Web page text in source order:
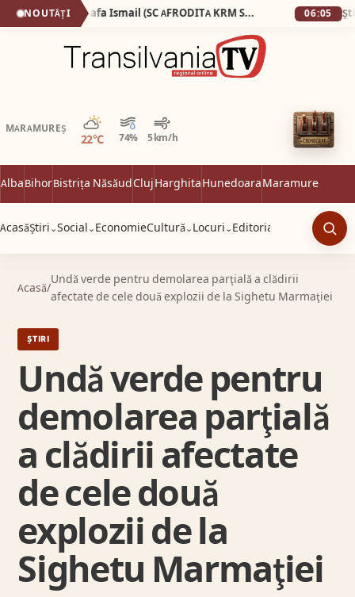
NOUTĂȚI Ginecologul Mostafa Ismail (SC AFRODITA KRM SRL), pe care fosta soție l-a surprins dezbrăcat de la brâu în jos în timp ce consulta o pacientă complet dezbrăcată, a pierdut procesul cu presa! 06:05
MARAMUREȘ
22°C 74% 5 km/h
Parțial noros
AlbaBihorBistrița NăsăudClujHarghitaHunedoaraMaramureș
AcasăȘtiri ⌄Social ⌄ EconomieCultură ⌄ Locuri ⌄ Editorial
Acasă/
Undă verde pentru demolarea parţială a clădirii
afectate de cele două explozii de la Sighetu Marmaţiei
ȘTIRI
Undă verde pentru
demolarea parţială
a clădirii afectate
de cele două
explozii de la
Sighetu Marmaţiei